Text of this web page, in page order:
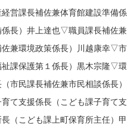
営課長補佐兼体育館建設準備係
長）井上達也▽職員課長補佐兼
兼環境政策係長）川越康幸▽市
課保護第１係長）黒木宗隆▽環
市民課長補佐兼市民相談係長）
て支援係長（こども課子育て支
（こども課上町保育所主任）甲